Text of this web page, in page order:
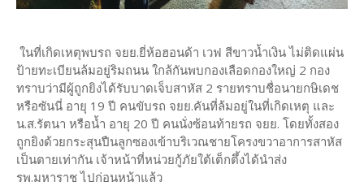
ในที่เกิดเหตุพบรถ จยย.ยี่ห้อฮอนด้า เวฟ สีขาวน้ำเงิน ไม่ติดแผ่น
ป้ายทะเบียนล้มอยู่ริมถนน ใกล้กันพบกองเลือดกองใหญ่ 2 กอง
ทราบว่ามีผู้ถูกยิงได้รับบาดเจ็บสาหัส 2 รายทราบชื่อนายกษิเดช
หรือซันนี่ อายุ 19 ปี คนขับรถ จยย.คันที่ล้มอยู่ในที่เกิดเหตุ และ
น.ส.รัตนา หรือน้ำ อายุ 20 ปี คนนั่งซ้อนท้ายรถ จยย. โดยทั้งสอง
ถูกยิงด้วยกระสุนปืนลูกซองเข้าบริเวณชายโครงขวาอาการสาหัส
เป็นตายเท่ากัน เจ้าหน้าที่หน่วยกู้ภัยใต้เต็กตึ้งได้นำส่ง
รพ.มหาราช ไปก่อนหน้าแล้ว